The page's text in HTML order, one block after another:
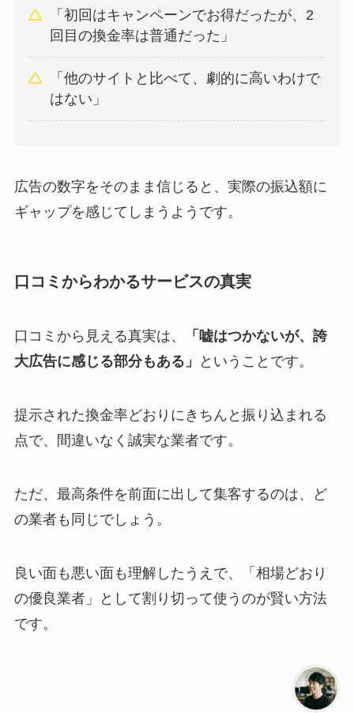
「初回はキャンペーンでお得だったが、2
回目の換金率は普通だった」
「他のサイトと比べて、劇的に高いわけで
はない」
広告の数字をそのまま信じると、実際の振込額に
ギャップを感じてしまうようです。
口コミからわかるサービスの真実
口コミから見える真実は、
「嘘はつかないが、誇
大広告に感じる部分もある」
ということです。
提示された換金率どおりにきちんと振り込まれる
点で、間違いなく誠実な業者です。
ただ、最高条件を前面に出して集客するのは、ど
の業者も同じでしょう。
良い面も悪い面も理解したうえで、「相場どおり
の優良業者」として割り切って使うのが賢い方法
です。